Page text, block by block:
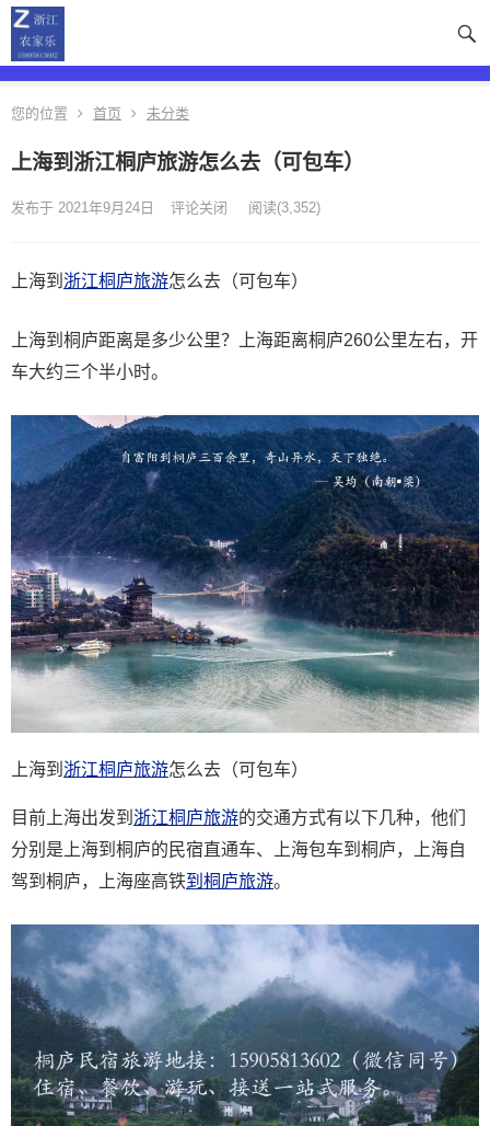
您的位置 首页 未分类
上海到浙江桐庐旅游怎么去（可包车）
发布于 2021年9月24日 评论关闭 阅读(3,352)
上海到 浙江桐庐旅游怎么去（可包车）
上海到桐庐距离是多少公里？上海距离桐庐260公里左右，开
车大约三个半小时。
上海到 浙江桐庐旅游怎么去（可包车）
目前上海出发到 浙江桐庐旅游的交通方式有以下几种，他们
分别是上海到桐庐的民宿直通车、上海包车到桐庐，上海自
驾到桐庐，上海座高铁到桐庐旅游。